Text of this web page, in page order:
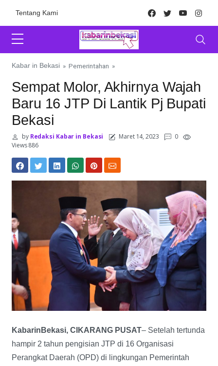
Tentang Kami Facebook
TwitterYoutube
Kabar in Bekasi » Pemerintahan »
Sempat Molor, Akhirnya Wajah
Baru 16 JTP Di Lantik Pj Bupati
Bekasi
byRedaksi Kabar in Bekasi Maret 14, 2023
0
Views 886
KabarinBekasi, CIKARANG PUSAT– Setelah tertunda
hampir 2 tahun pengisian JTP di 16 Organisasi
Perangkat Daerah (OPD) di lingkungan Pemerintah